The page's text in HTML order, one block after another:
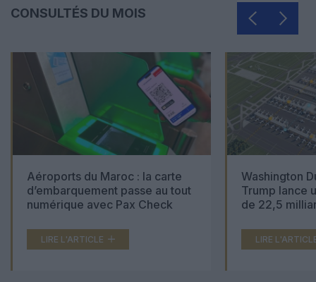
CONSULTÉS DU MOIS
Aéroports du Maroc : la carte
d’embarquement passe au tout
numérique avec Pax Check
LIRE L'ARTICLE
Washington
Trump lance
de 22,5
LIRE